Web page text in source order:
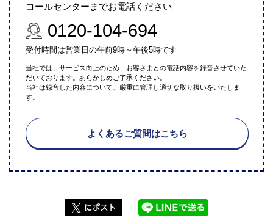
コールセンターまでお電話ください
0120-104-694
受付時間は営業日の午前9時～午後5時です
当社では、サービス向上のため、お客さまとの電話内容を録音させていた
だいております。あらかじめご了承ください。
当社は録音した内容について、厳重に管理し適切な取り扱いをいたしま
す。
よくあるご質問はこちら